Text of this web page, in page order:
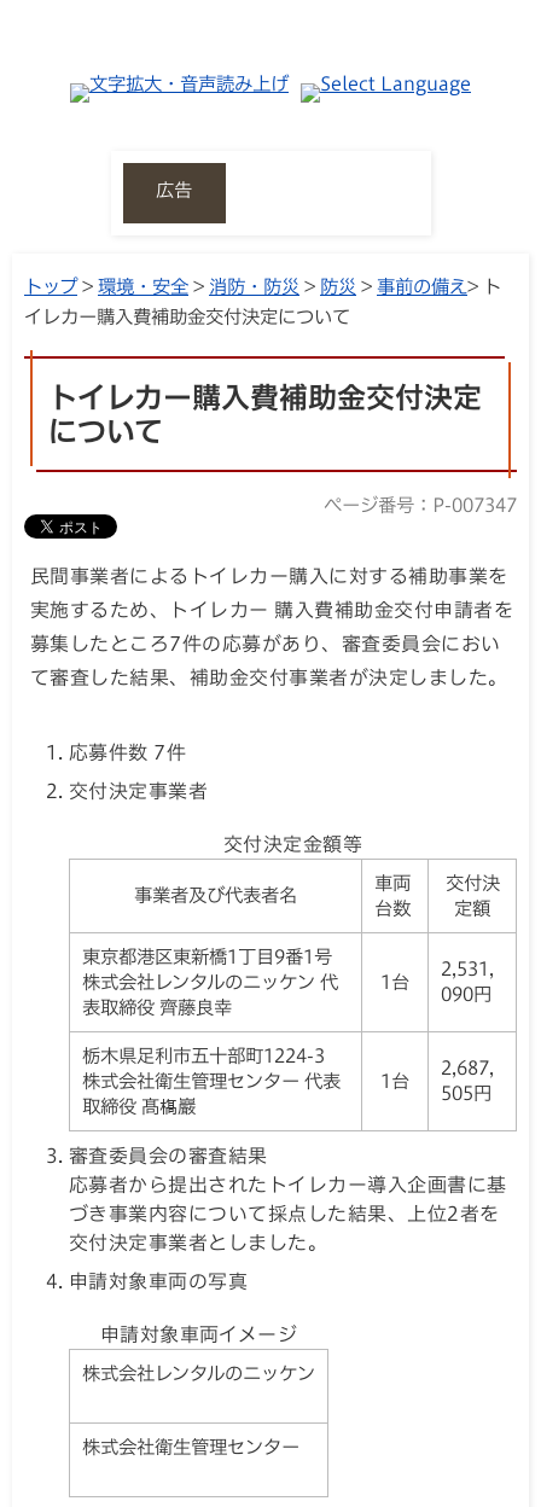
広告
トップ> 環境・安全 > 消防・防災 > 防災 > 事前の備え> ト
イレカー購入費補助金交付決定について
トイレカー購入費補助金交付決定
について
ページ番号：P-007347
民間事業者によるトイレカー購入に対する補助事業を
実施するため、トイレカー 購入費補助金交付申請者を
募集したところ7件の応募があり、審査委員会におい
て審査した結果、補助金交付事業者が決定しました。
応募件数 7件
交付決定事業者
交付決定金額等
事業者及び代表者名
車両
台数
交付決
定額
東京都港区東新橋1丁目9番1号
株式会社レンタルのニッケン 代
表取締役 齊藤良幸
1台
2,531,
090円
栃木県足利市五十部町1224-3
株式会社衛生管理センター 代表
取締役 髙𣘺巖
1台
2,687,
505円
審査委員会の審査結果
応募者から提出されたトイレカー導入企画書に基
づき事業内容について採点した結果、上位2者を
交付決定事業者としました。
申請対象車両の写真
申請対象車両イメージ
株式会社レンタルのニッケン
株式会社衛生管理センター